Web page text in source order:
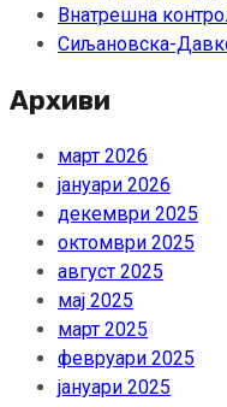
Внатрешна
Сиљановска-
Архиви
март 2026
јануари 2026
декември 2025
октомври 2025
август 2025
мај 2025
март 2025
февруари 2025
јануари 2025